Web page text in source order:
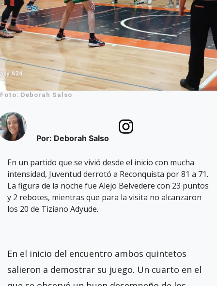
Foto: Deborah Salso
Por: Deborah Salso
En un partido que se vivió desde el inicio con mucha
intensidad, Juventud derrotó a Reconquista por 81 a 71.
La figura de la noche fue Alejo Belvedere con 23 puntos
y 2 rebotes, mientras que para la visita no alcanzaron
los 20 de Tiziano Adyude.
En el inicio del encuentro ambos quintetos
salieron a demostrar su juego. Un cuarto en el